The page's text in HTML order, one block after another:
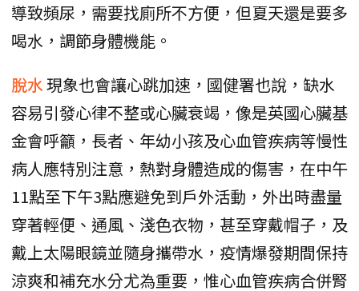
導致頻尿，需要找廁所不方便，但夏天還是要多
喝水，調節身體機能。
脫水現象也會讓心跳加速，國健署也說，缺水
容易引發心律不整或心臟衰竭，像是英國心臟基
金會呼籲，長者、年幼小孩及心血管疾病等慢性
病人應特別注意，熱對身體造成的傷害，在中午
11點至下午3點應避免到戶外活動，外出時盡量
穿著輕便、通風、淺色衣物，甚至穿戴帽子，及
戴上太陽眼鏡並隨身攜帶水，疫情爆發期間保持
涼爽和補充水分尤為重要，惟心血管疾病合併腎